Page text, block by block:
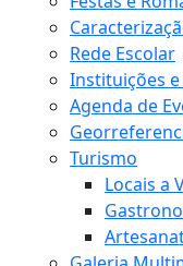
Rede Escolar
Instituições e
Agenda de
Turismo
Locais a